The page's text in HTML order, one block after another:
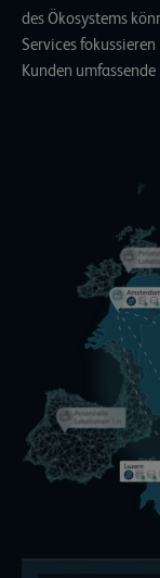
des Ökosystems
Services
Kunden